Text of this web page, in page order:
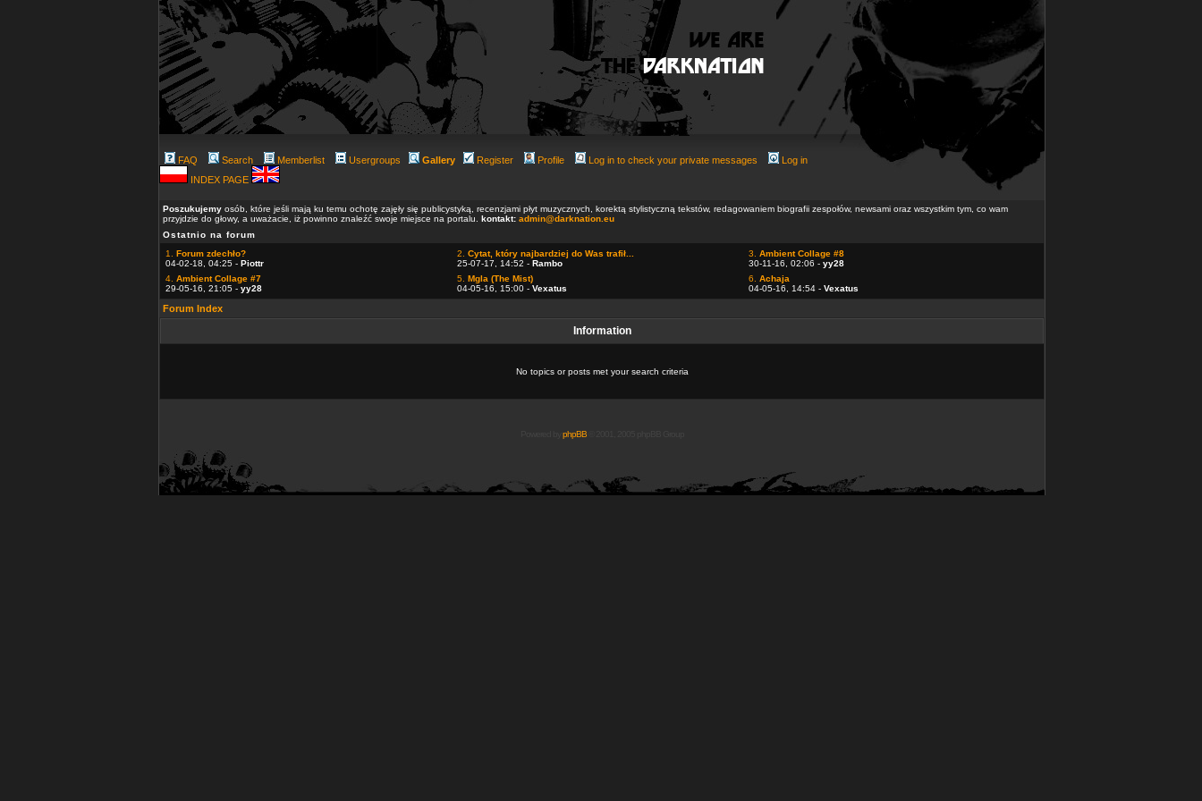
FAQ Search Memberlist Usergroups Gallery Register Profile Log in to check your private messages
Log in
INDEX PAGE
Poszukujemy osób, które jeśli mają ku temu ochotę zajęły się publicystyką, recenzjami płyt muzycznych, korektą stylistyczną tekstów, redagowaniem biografii zespołów, newsami oraz wszystkim tym, co wam
przyjdzie do głowy, a uważacie, iż powinno znaleźć swoje miejsce na portalu. kontakt: admin@darknation.eu
Ostatnio na forum
1. Forum zdechło?
04-02-18, 04:25 - Piottr
2. Cytat, który najbardziej do Was trafił...
25-07-17, 14:52 - Rambo
3. Ambient Collage #8
30-11-16, 02:06 - yy28
4. Ambient Collage #7
29-05-16, 21:05 - yy28
5. Mgla (The Mist)
04-05-16, 15:00 - Vexatus
6. Achaja
04-05-16, 14:54 - Vexatus
Forum Index
Information
No topics or posts met your search criteria
phpBB© 2001, 2005 phpBB Group